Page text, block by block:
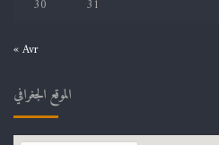
30
31
« Avr
الموقع الجغرافي